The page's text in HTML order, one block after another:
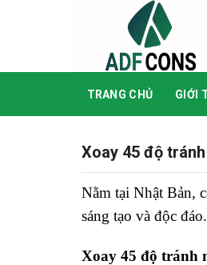
TRANG CHỦ GIỚI
Xoay 45 độ
Nằm tại Nhật Bản,
sáng tạo và độc
Xoay 45 độ tránh